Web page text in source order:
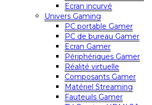
Ecran incurvé
Univers Gaming
PC portable Gamer
PC de bureau Gamer
Ecran Gamer
Périphériques Gamer
Réalité virtuelle
Composants Gamer
Matériel Streaming
Fauteuils Gamer